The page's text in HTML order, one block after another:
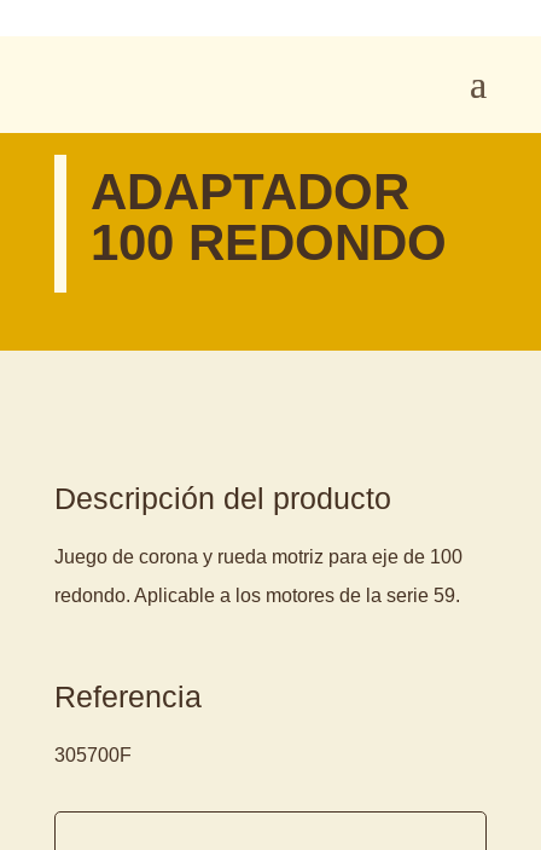
ADAPTADOR
100 REDONDO
Descripción del producto
Juego de corona y rueda motriz para eje de 100
redondo. Aplicable a los motores de la serie 59.
Referencia
305700F